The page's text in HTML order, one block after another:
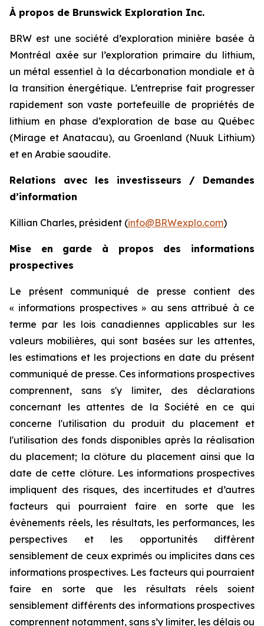
À propos de Brunswick Exploration Inc.
BRW est une société d’exploration minière basée à
Montréal axée sur l’exploration primaire du lithium,
un métal essentiel à la décarbonation mondiale et à
la transition énergétique. L’entreprise fait progresser
rapidement son vaste portefeuille de propriétés de
lithium en phase d’exploration de base au Québec
(Mirage et Anatacau), au Groenland (Nuuk Lithium)
et en Arabie saoudite.
Relations avec les investisseurs / Demandes
d’information
Killian Charles, président (info@BRWexplo.com)
Mise en garde à propos des informations
prospectives
Le présent communiqué de presse contient des
« informations prospectives » au sens attribué à ce
terme par les lois canadiennes applicables sur les
valeurs mobilières, qui sont basées sur les attentes,
les estimations et les projections en date du présent
communiqué de presse. Ces informations prospectives
comprennent, sans s'y limiter, des déclarations
concernant les attentes de la Société en ce qui
concerne l'utilisation du produit du placement et
l'utilisation des fonds disponibles après la réalisation
du placement; la clôture du placement ainsi que la
date de cette clôture. Les informations prospectives
impliquent des risques, des incertitudes et d’autres
facteurs qui pourraient faire en sorte que les
évènements réels, les résultats, les performances, les
perspectives et les opportunités diffèrent
sensiblement de ceux exprimés ou implicites dans ces
informations prospectives. Les facteurs qui pourraient
faire en sorte que les résultats réels soient
sensiblement différents des informations prospectives
comprennent notamment, sans s’y limiter, les délais ou